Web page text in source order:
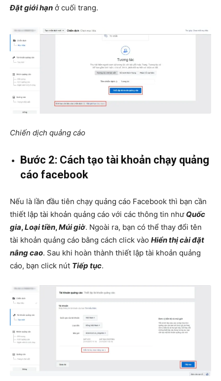
Đặt giới hạn ở cuối trang.
Chiến dịch quảng cáo
Bước 2: Cách tạo tài khoản chạy quảng
cáo facebook
Nếu là lần đầu tiên chạy quảng cáo Facebook thì bạn cần
thiết lập tài khoản quảng cáo với các thông tin như Quốc
gia,Loại tiền,Múi giờ. Ngoài ra, bạn có thể thay đổi tên
tài khoản quảng cáo bằng cách click vào Hiển thị cài đặt
nâng cao. Sau khi hoàn thành thiết lập tài khoản quảng
cáo, bạn click nút Tiếp tục.